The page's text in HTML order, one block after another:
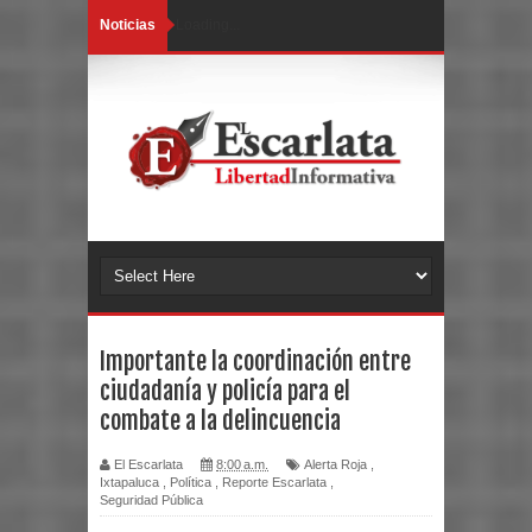
Noticias
Importante la coordinación entre
ciudadanía y policía para el
combate a la delincuencia
El Escarlata 8:00 a.m. Alerta Roja
Ixtapaluca
Política Reporte Escarlata
Seguridad Pública